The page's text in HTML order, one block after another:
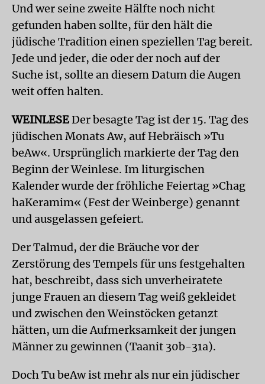
Und wer seine zweite Hälfte noch nicht
gefunden haben sollte, für den hält die
jüdische Tradition einen speziellen Tag bereit.
Jede und jeder, die oder der noch auf der
Suche ist, sollte an diesem Datum die Augen
weit offen halten.
WEINLESEDer besagte Tag ist der 15. Tag des
jüdischen Monats Aw, auf Hebräisch »Tu
beAw«. Ursprünglich markierte der Tag den
Beginn der Weinlese. Im liturgischen
Kalender wurde der fröhliche Feiertag »Chag
haKeramim« (Fest der Weinberge) genannt
und ausgelassen gefeiert.
Der Talmud, der die Bräuche vor der
Zerstörung des Tempels für uns festgehalten
hat, beschreibt, dass sich unverheiratete
junge Frauen an diesem Tag weiß gekleidet
und zwischen den Weinstöcken getanzt
hätten, um die Aufmerksamkeit der jungen
Männer zu gewinnen (Taanit 30b-31a).
Doch Tu beAw ist mehr als nur ein jüdischer